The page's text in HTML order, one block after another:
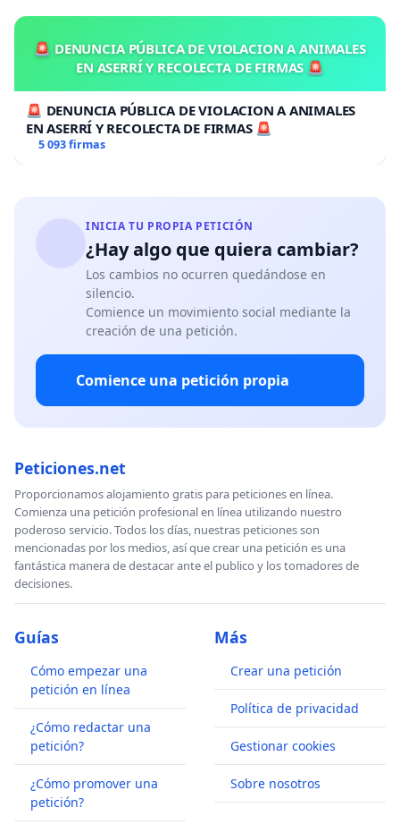
🚨 DENUNCIA PÚBLICA DE VIOLACION A ANIMALES
EN ASERRÍ Y RECOLECTA DE FIRMAS 🚨
🚨 DENUNCIA PÚBLICA DE VIOLACION A ANIMALES
EN ASERRÍ Y RECOLECTA DE FIRMAS 🚨
5 093 firmas
INICIA TU PROPIA PETICIÓN
¿Hay algo que quiera cambiar?
Los cambios no ocurren quedándose en
silencio.
Comience un movimiento social mediante la
creación de una petición.
Comience una petición propia
Peticiones.net
Proporcionamos alojamiento gratis para peticiones en línea.
Comienza una petición profesional en línea utilizando nuestro
poderoso servicio. Todos los días, nuestras peticiones son
mencionadas por los medios, así que crear una petición es una
fantástica manera de destacar ante el publico y los tomadores de
decisiones.
Guías
Cómo empezar una
petición en línea
¿Cómo redactar una
petición?
¿Cómo promover una
petición?
Más
Crear una petición
Política de privacidad
Gestionar cookies
Sobre nosotros